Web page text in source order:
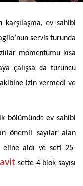
karşılaşma, ev sahibi
servis turunda
momentumu kısa
çalışsa da turuncu
izin vermedi ve
bölümünde ev sahibi
önemli sayılar alan
eline aldı ve seti 25-
sette 4 blok sayısı